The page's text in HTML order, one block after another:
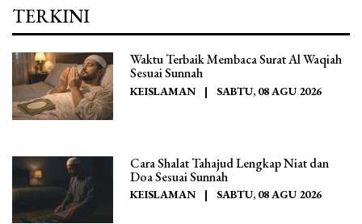
TERKINI
Waktu Terbaik Membaca Surat Al Waqiah
Sesuai Sunnah
KEISLAMAN | SABTU, 08 AGU 2026
Cara Shalat Tahajud Lengkap Niat dan
Doa Sesuai Sunnah
KEISLAMAN | SABTU, 08 AGU 2026